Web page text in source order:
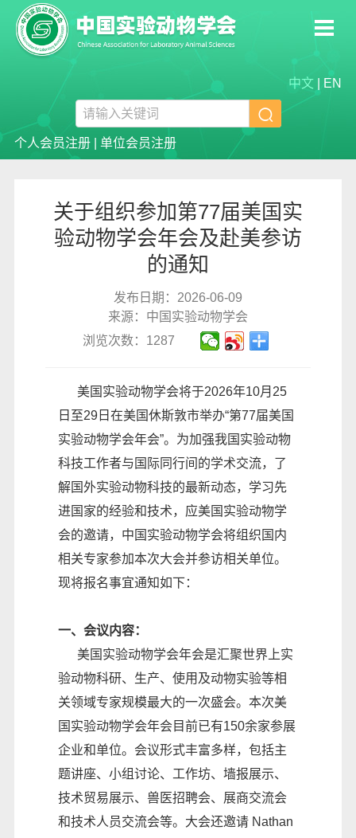
中文 EN

个人会员注册| 单位会员注册
关于组织参加第77届美国实
验动物学会年会及赴美参访
的通知
发布日期：2026-06-09
来源：中国实验动物学会
浏览次数：1287
美国实验动物学会将于2026年10月25
日至29日在美国休斯敦市举办“第77届美国
实验动物学会年会”。为加强我国实验动物
科技工作者与国际同行间的学术交流，了
解国外实验动物科技的最新动态，学习先
进国家的经验和技术，应美国实验动物学
会的邀请，中国实验动物学会将组织国内
相关专家参加本次大会并参访相关单位。
现将报名事宜通知如下：
一、会议内容：
美国实验动物学会年会是汇聚世界上实
验动物科研、生产、使用及动物实验等相
关领域专家规模最大的一次盛会。本次美
国实验动物学会年会目前已有150余家参展
企业和单位。会议形式丰富多样，包括主
题讲座、小组讨论、工作坊、墙报展示、
技术贸易展示、兽医招聘会、展商交流会
和技术人员交流会等。大会还邀请 Nathan